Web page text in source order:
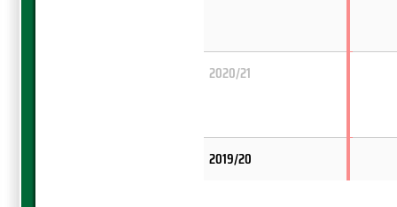
2020/21
2019/20